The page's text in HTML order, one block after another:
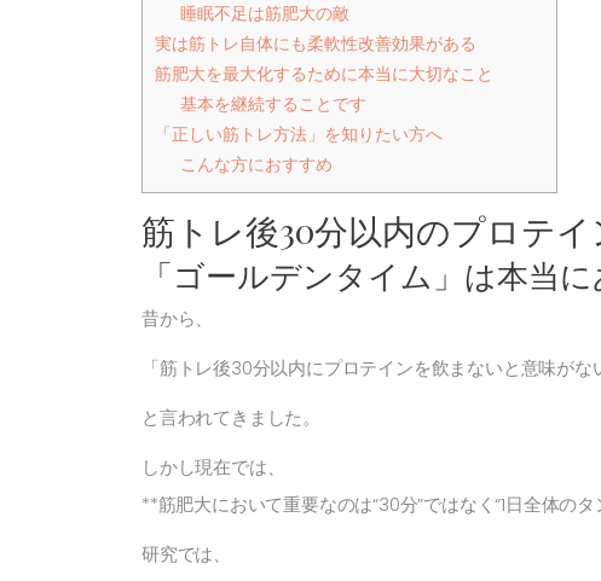
睡眠不足は筋肥大の敵
実は筋トレ自体にも柔軟性改善効果がある
筋肥大を最大化するために本当に大切なこと
基本を継続することです
「正しい筋トレ方法」を知りたい方へ
こんな方におすすめ
筋トレ後30分以内のプロテ
「ゴールデンタイム」は本当に
昔から、
「筋トレ後30分以内にプロテインを飲まないと意味がな
と言われてきました。
しかし現在では、
**筋肥大において重要なのは“30分”ではなく“1日全体の
研究では、